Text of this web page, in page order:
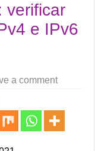
verificar
e IPv6
a comment